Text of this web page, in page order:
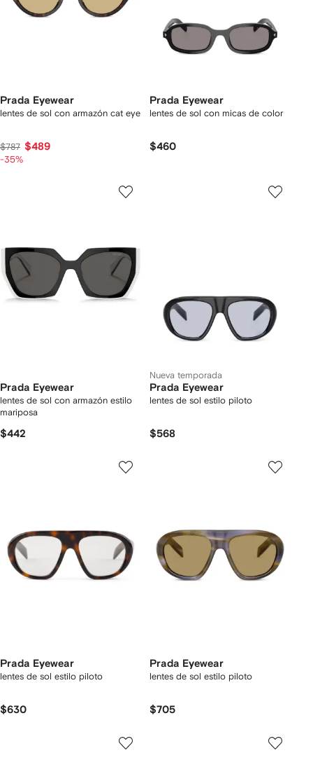
Prada Eyewear
lentes de sol con armazón cat eye
$787 $489
-35%
Prada Eyewear
lentes de sol con micas de color
$460
Prada Eyewear
lentes de sol con armazón estilo
mariposa
$442
Nueva temporada
Prada Eyewear
lentes de sol estilo piloto
$568
Prada Eyewear
lentes de sol estilo piloto
$630
Prada Eyewear
lentes de sol estilo piloto
$705